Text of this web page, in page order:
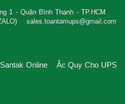
1 - Quận Bình Thạnh - TP.HCM
sales.toantamups@gmail.com
Online
Ắc Quy Cho UPS